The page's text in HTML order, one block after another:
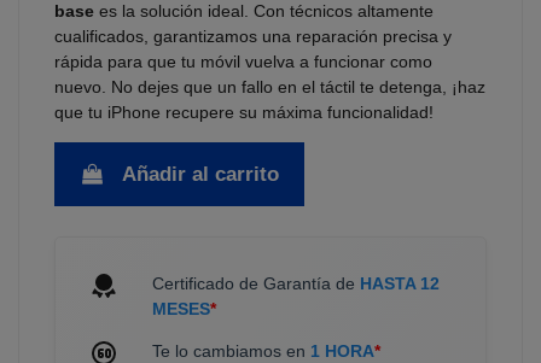
base es la solución ideal. Con técnicos altamente
cualificados, garantizamos una reparación precisa y
rápida para que tu móvil vuelva a funcionar como
nuevo. No dejes que un fallo en el táctil te detenga, ¡haz
que tu iPhone recupere su máxima funcionalidad!
Añadir al carrito
Certificado de Garantía de HASTA 12
MESES*
Te lo cambiamos en 1 HORA*